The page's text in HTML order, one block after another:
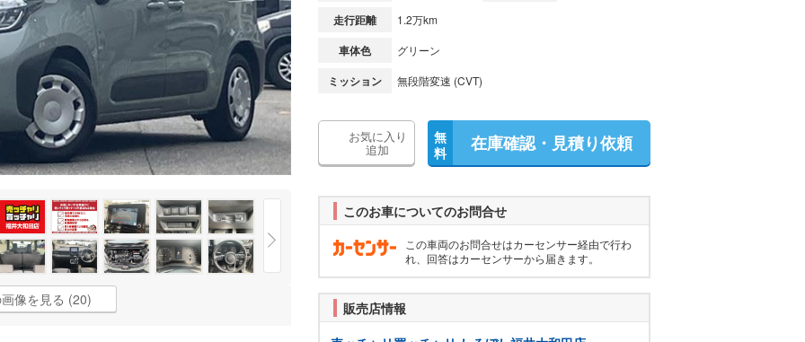
像を見る (20)
走行距離 1.2万km
車体色 グリーン
ミッション 無段階変速 (CVT)
お気に入り
追加
無
料
在庫確認・見積り依頼
このお車についてのお問合せ
この車両のお問合せはカーセンサー経由で行わ
れ、回答はカーセンサーから届きます。
販売店情報